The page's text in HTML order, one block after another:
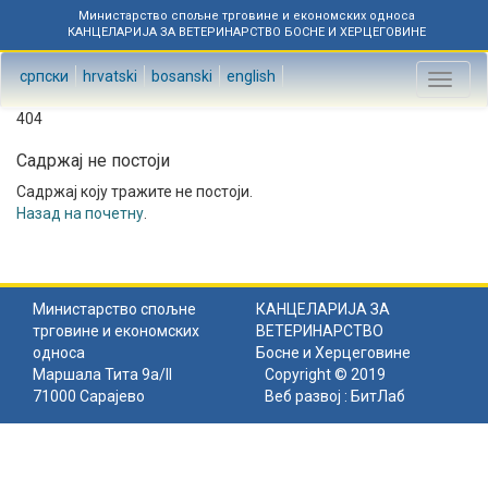
Министарство спољне трговине и економских односа
КАНЦЕЛАРИЈА ЗА ВЕТЕРИНАРСТВО БОСНЕ И ХЕРЦЕГОВИНЕ
српски hrvatski bosanski english
Toggle
404
Садржај не постоји
Садржај коју тражите не постоји.
Назад на почетну
Министарство спољне
трговине и економских
односа
КАНЦЕЛАРИЈА ЗА
ВЕТЕРИНАРСТВО
Босне и Херцеговине
Маршала Тита 9а/II
71000 Сарајево
Copyright © 2019
Веб развој : БитЛаб